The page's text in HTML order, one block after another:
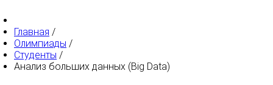
Главная /
Олимпиады /
Студенты /
Анализ больших данных (Big Data)